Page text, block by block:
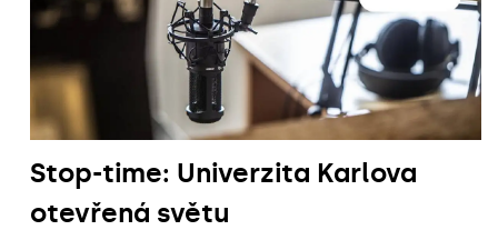
Stop-time: Univerzita Karlova
otevřená světu